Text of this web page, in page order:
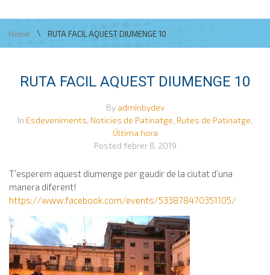
Home \ RUTA FACIL AQUEST DIUMENGE 10
RUTA FACIL AQUEST DIUMENGE 10
By adminbydev
In Esdeveniments, Noticies de Patinatge, Rutes de Patinatge,
Última hora
Posted febrer 8, 2019
T’esperem aquest diumenge per gaudir de la ciutat d’una
manera diferent!
https://www.facebook.com/events/533878470351105/